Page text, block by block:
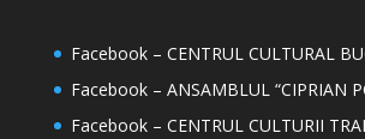
Facebook – CENTRUL CULTURAL
Facebook – ANSAMBLUL “CIPRIAN
Facebook – CENTRUL CULTURII